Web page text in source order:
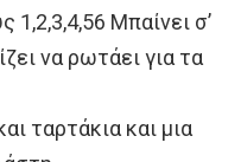
1,2,3,4,56 Μπαίνει σ’
να ρωτάει για τα
ταρτάκια και μια